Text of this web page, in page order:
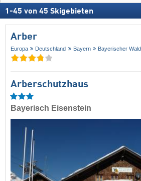
1 -45 von 45 Skigebieten
Arber
Europa Deutschland Bayern Bayerischer Wald
Arberschutzhaus
Bayerisch Eisenstein